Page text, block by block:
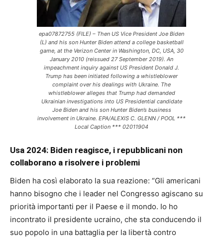
epa07872755 (FILE) – Then US Vice President Joe Biden
(L) and his son Hunter Biden attend a college basketball
game, at the Verizon Center in Washington, DC, USA, 30
January 2010 (reissued 27 September 2019). An
impeachment inquiry against US President Donald J.
Trump has been initiated following a whistleblower
complaint over his dealings with Ukraine. The
whistleblower alleges that Trump had demanded
Ukrainian investigations into US Presidential candidate
Joe Biden and his son Hunter Biden’s business
involvement in Ukraine. EPA/ALEXIS C. GLENN / POOL ***
Local Caption *** 02011904
Usa 2024: Biden reagisce, i repubblicani non
collaborano a risolvere i problemi
Biden ha così elaborato la sua reazione: “Gli americani
hanno bisogno che i leader nel Congresso agiscano su
priorità importanti per il Paese e il mondo. Io ho
incontrato il presidente ucraino, che sta conducendo il
suo popolo in una battaglia per la libertà contro